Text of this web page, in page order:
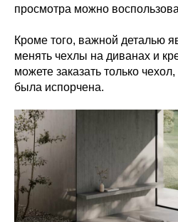
просмотра можно
Кроме того, важной деталью
менять чехлы на диванах и
можете заказать только
была испорчена.